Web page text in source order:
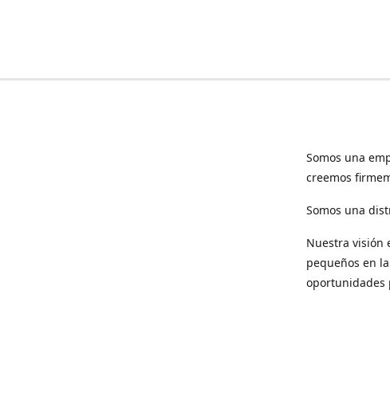
Somos una
creemos
Somos una
Nuestra visión
pequeños en
oportunidades
Respeto -